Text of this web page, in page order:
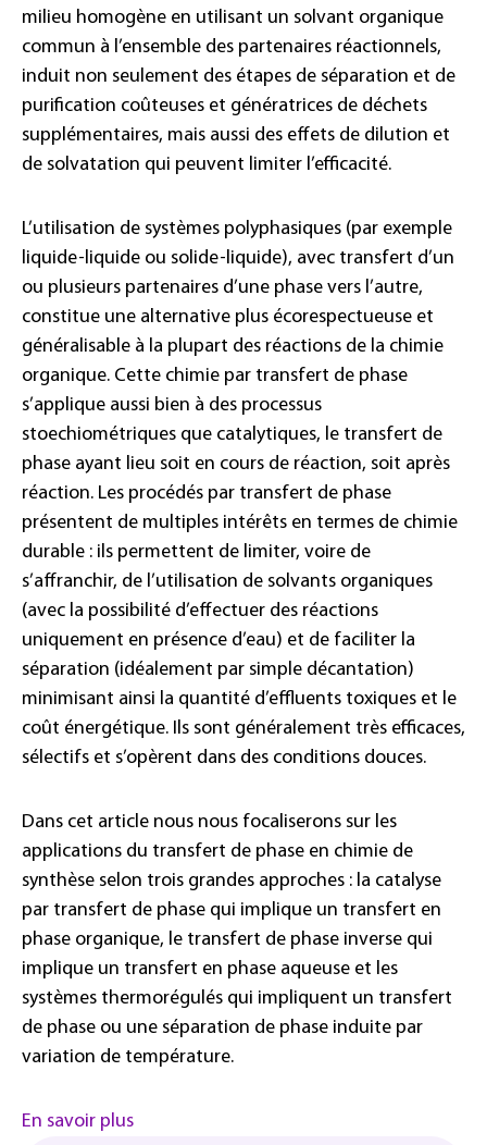
milieu homogène en utilisant un solvant organique
commun à l’ensemble des partenaires réactionnels,
induit non seulement des étapes de séparation et de
purification coûteuses et génératrices de déchets
supplémentaires, mais aussi des effets de dilution et
de solvatation qui peuvent limiter l’efficacité.
L’utilisation de systèmes polyphasiques (par exemple
liquide-liquide ou solide-liquide), avec transfert d’un
ou plusieurs partenaires d’une phase vers l’autre,
constitue une alternative plus écorespectueuse et
généralisable à la plupart des réactions de la chimie
organique. Cette chimie par transfert de phase
s’applique aussi bien à des processus
stoechiométriques que catalytiques, le transfert de
phase ayant lieu soit en cours de réaction, soit après
réaction. Les procédés par transfert de phase
présentent de multiples intérêts en termes de chimie
durable : ils permettent de limiter, voire de
s’affranchir, de l’utilisation de solvants organiques
(avec la possibilité d’effectuer des réactions
uniquement en présence d’eau) et de faciliter la
séparation (idéalement par simple décantation)
minimisant ainsi la quantité d’effluents toxiques et le
coût énergétique. Ils sont généralement très efficaces,
sélectifs et s’opèrent dans des conditions douces.
Dans cet article nous nous focaliserons sur les
applications du transfert de phase en chimie de
synthèse selon trois grandes approches : la catalyse
par transfert de phase qui implique un transfert en
phase organique, le transfert de phase inverse qui
implique un transfert en phase aqueuse et les
systèmes thermorégulés qui impliquent un transfert
de phase ou une séparation de phase induite par
variation de température.
En savoir plus